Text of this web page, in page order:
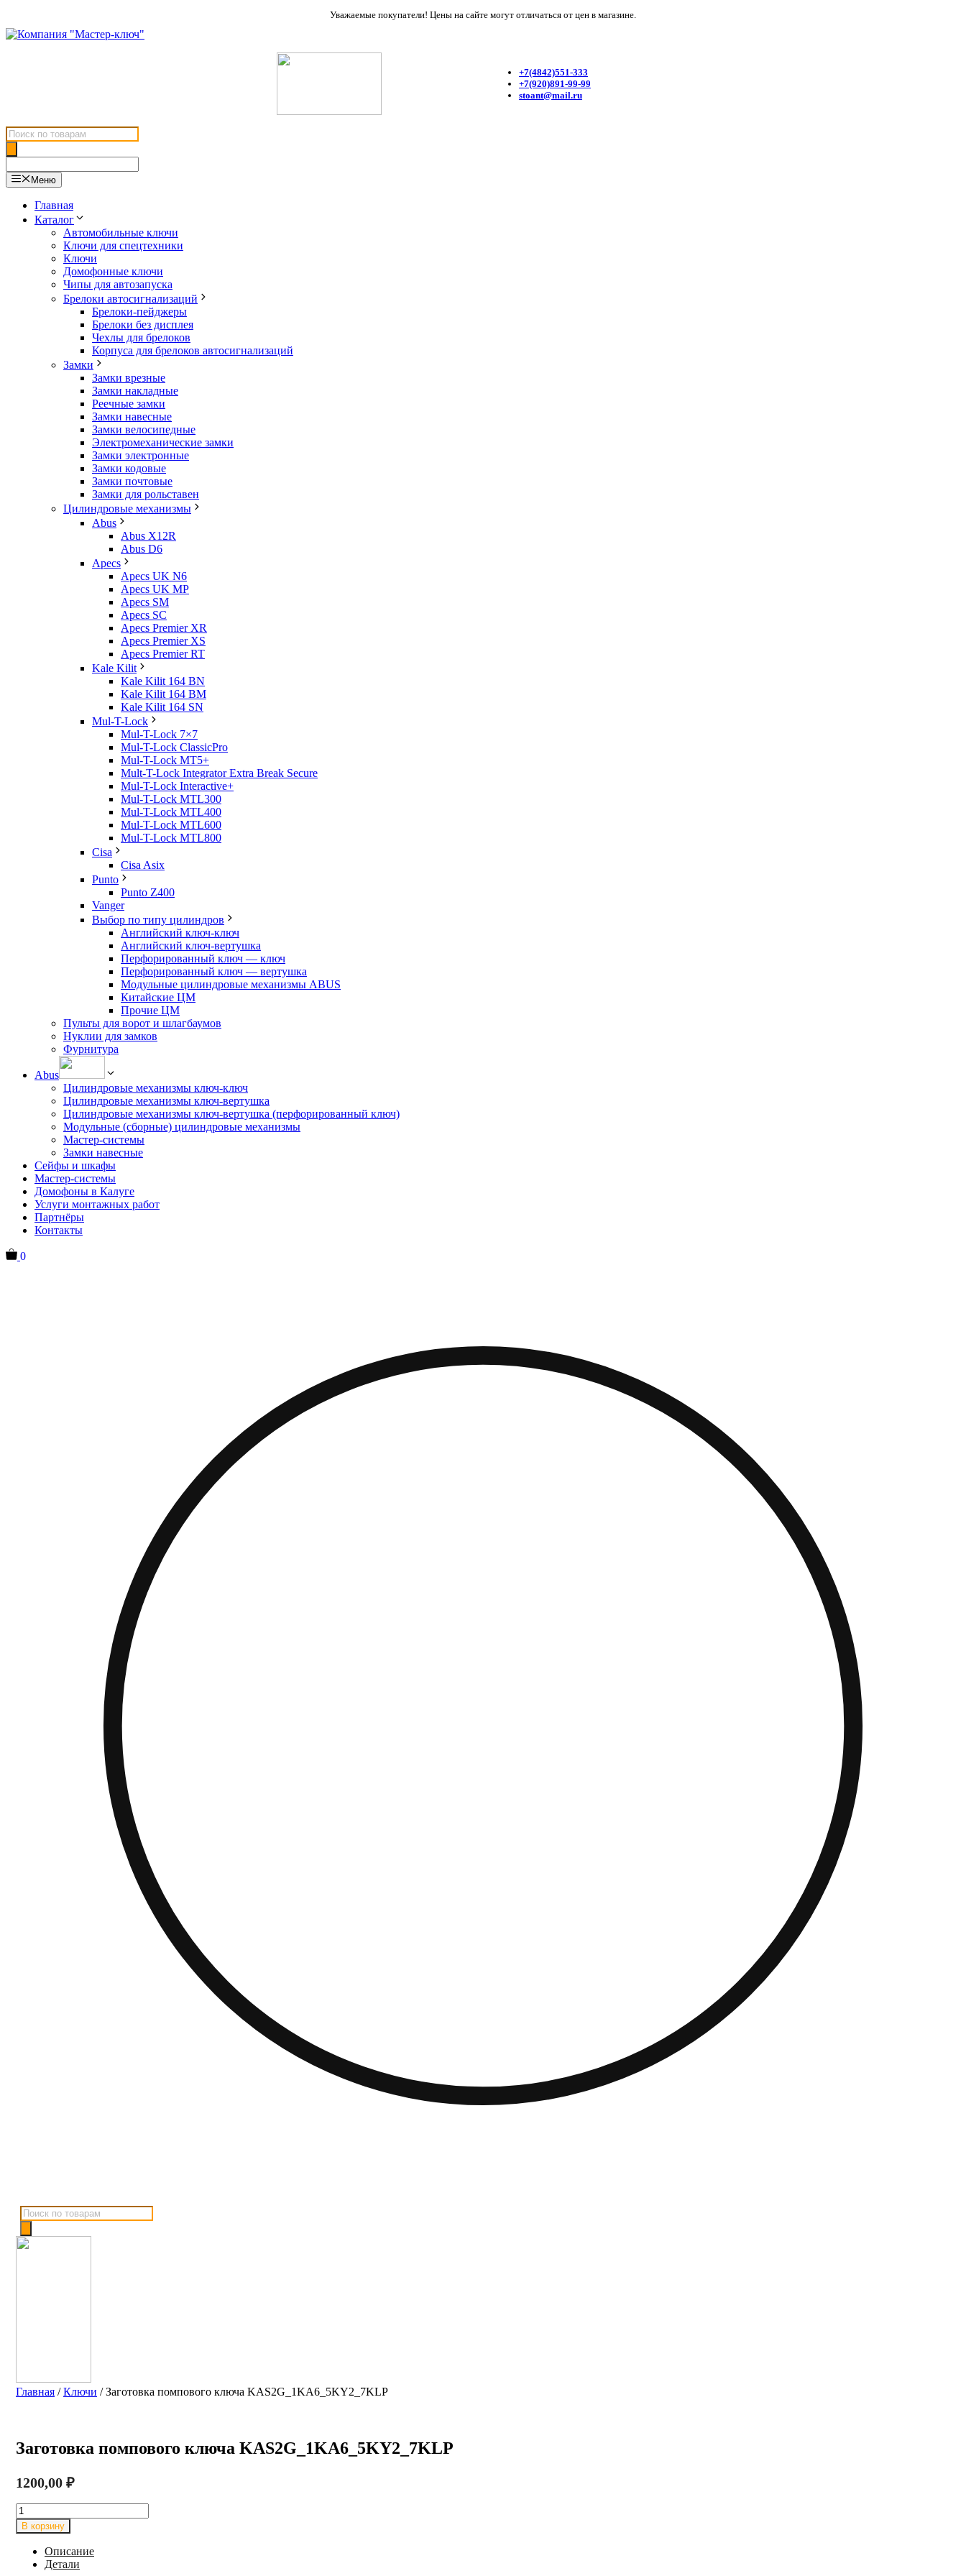
к
содержимому
Уважаемые покупатели! Цены на сайте могут отличаться от цен в магазине.
+7(4842)551-333
+7(920)891-99-99
stoant@mail.ru
Поиск
товаров
Меню
Главная
Каталог
Автомобильные ключи
Ключи для спецтехники
Ключи
Домофонные ключи
Чипы для автозапуска
Брелоки автосигнализаций
Брелоки-пейджеры
Брелоки без дисплея
Чехлы для брелоков
Корпуса для брелоков автосигнализаций
Замки
Замки врезные
Замки накладные
Реечные замки
Замки навесные
Замки велосипедные
Электромеханические замки
Замки электронные
Замки кодовые
Замки почтовые
Замки для рольставен
Цилиндровые механизмы
Abus
Abus X12R
Abus D6
Apecs
Apecs UK N6
Apecs UK MP
Apecs SM
Apecs SC
Apecs Premier XR
Apecs Premier XS
Apecs Premier RT
Kale Kilit
Kale Kilit 164 BN
Kale Kilit 164 BM
Kale Kilit 164 SN
Mul-T-Lock
Mul-T-Lock 7×7
Mul-T-Lock ClassicPro
Mul-T-Lock MT5+
Mult-T-Lock Integrator Extra Break Secure
Mul-T-Lock Interactive+
Mul-T-Lock MTL300
Mul-T-Lock MTL400
Mul-T-Lock MTL600
Mul-T-Lock MTL800
Cisa
Cisa Asix
Punto
Punto Z400
Vanger
Выбор по типу цилиндров
Английский ключ-ключ
Английский ключ-вертушка
Перфорированный ключ — ключ
Перфорированный ключ — вертушка
Модульные цилиндровые механизмы ABUS
Китайские ЦМ
Прочие ЦМ
Пульты для ворот и шлагбаумов
Нуклии для замков
Фурнитура
Abus
Цилиндровые механизмы ключ-ключ
Цилиндровые механизмы ключ-вертушка
Цилиндровые механизмы ключ-вертушка (перфорированный ключ)
Модульные (сборные) цилиндровые механизмы
Мастер-системы
Замки навесные
Сейфы и шкафы
Мастер-системы
Домофоны в Калуге
Услуги монтажных работ
Партнёры
Контакты
0
Поиск
товаров
Главная /Ключи / Заготовка помпового ключа KAS2G_1KA6_5KY2_7KLP
Заготовка помпового ключа KAS2G_1KA6_5KY2_7KLP
1200,00 ₽
Количество
товара
Заготовка
помпового
ключа
KAS2G_1KA6_5KY2_7KLP
В корзину
Описание
Детали